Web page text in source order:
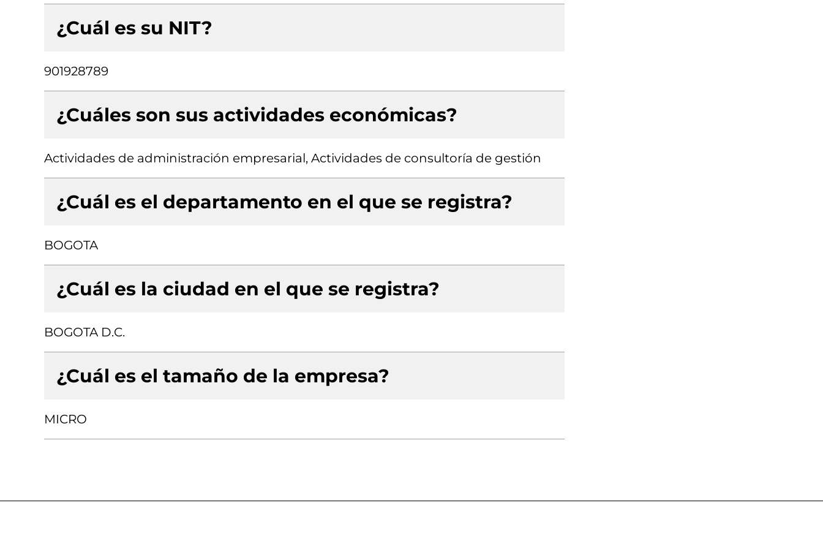
¿Cuál es su NIT?
901928789
¿Cuáles son sus actividades económicas?
Actividades de administración empresarial, Actividades de consultoría de gestión
¿Cuál es el departamento en el que se registra?
BOGOTA
¿Cuál es la ciudad en el que se registra?
BOGOTA D.C.
¿Cuál es el tamaño de la empresa?
MICRO